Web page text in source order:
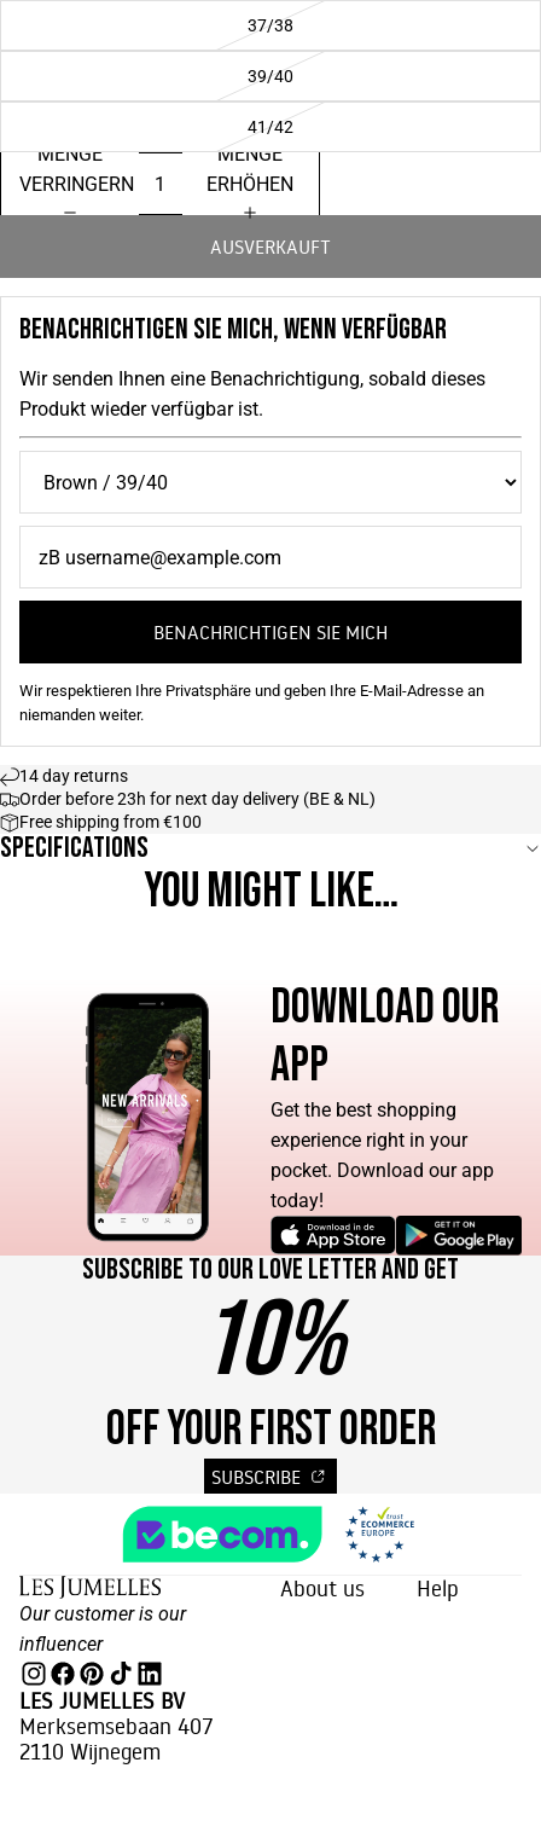
37/38
39/40
41/42
MENGE
VERRINGERN
MENGE
ERHÖHEN
AUSVERKAUFT
BENACHRICHTIGEN SIE MICH, WENN VERFÜGBAR
Wir senden Ihnen eine Benachrichtigung, sobald dieses
Produkt wieder verfügbar ist.
BENACHRICHTIGEN SIE MICH
Wir respektieren Ihre Privatsphäre und geben Ihre E-Mail-Adresse an
niemanden weiter.
14 day returns
Order before 23h for next day delivery (BE & NL)
Free shipping from €100
Specifications
YOU MIGHT LIKE…
DOWNLOAD OUR
APP
Get the best shopping
experience right in your
pocket. Download our app
today!
Subscribe to our love letter and get
10%
OFF YOUR FIRST ORDER
SUBSCRIBE
Our customer is our
influencer
LES JUMELLES BV
Merksemsebaan 407
2110 Wijnegem
About us Help